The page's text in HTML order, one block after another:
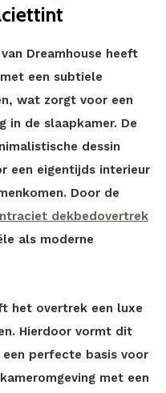
Dreamhouse heeft
een subtiele
wat zorgt voor een
in de slaapkamer. De
dessin
een eigentijds interieur
Door de
dekbedovertrek
als moderne
het overtrek een luxe
Hierdoor vormt dit
een perfecte basis voor
met een